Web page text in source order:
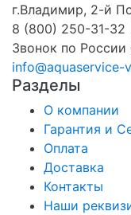
г.Владимир, 2-й
8 (800) 250-31-32
Звонок по России
info@aquaservice-
Разделы
О компании
Гарантия и
Оплата
Доставка
Контакты
Наши